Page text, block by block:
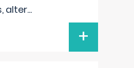
alter...
+